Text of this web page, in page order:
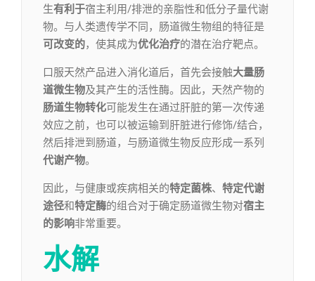
生有利于宿主利用/排泄的亲脂性和低分子量代谢
物。与人类遗传学不同，肠道微生物组的特征是
可改变的，使其成为优化治疗的潜在治疗靶点。
口服天然产品进入消化道后，首先会接触大量肠
道微生物及其产生的活性酶。因此，天然产物的
肠道生物转化可能发生在通过肝脏的第一次传递
效应之前，也可以被运输到肝脏进行修饰/结合，
然后排泄到肠道，与肠道微生物反应形成一系列
代谢产物。
因此，与健康或疾病相关的特定菌株、 特定代谢
途径和特定酶的组合对于确定肠道微生物对宿主
的影响非常重要。
水解